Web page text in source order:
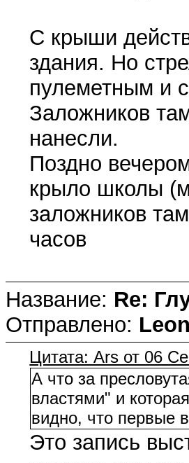
С крыши
здания. Но
пулеметным и
Заложников
нанесли.
Поздно
крыло школы
заложников
часов
Название: Re:
Отправлено: Leon
Цитата: Ars от 06
А что за
властями" и
видно, что первые
Это запись